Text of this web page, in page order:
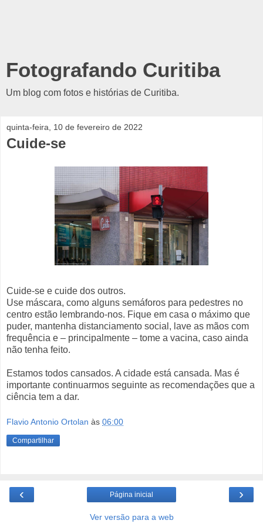
Fotografando Curitiba
Um blog com fotos e histórias de Curitiba.
quinta-feira, 10 de fevereiro de 2022
Cuide-se
Cuide-se e cuide dos outros.
Use máscara, como alguns semáforos para pedestres no
centro estão lembrando-nos. Fique em casa o máximo que
puder, mantenha distanciamento social, lave as mãos com
frequência e – principalmente – tome a vacina, caso ainda
não tenha feito.
Estamos todos cansados. A cidade está cansada. Mas é
importante continuarmos seguinte as recomendações que a
ciência tem a dar.
Flavio Antonio Ortolan às 06:00
Compartilhar
‹ ›
Página inicial
Ver versão para a web